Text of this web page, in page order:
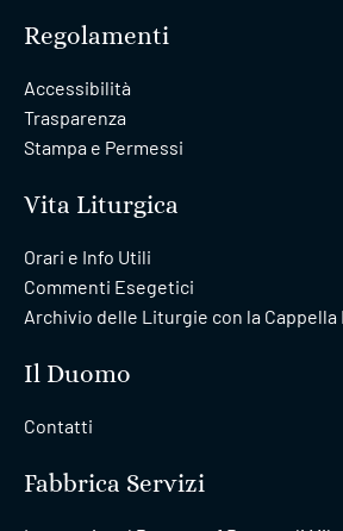
Regolamenti
Accessibilità
Trasparenza
Stampa e Permessi
Vita Liturgica
Orari e Info Utili
Commenti Esegetici
Archivio delle Liturgie con la Cappella
Il Duomo
Contatti
Fabbrica Servizi